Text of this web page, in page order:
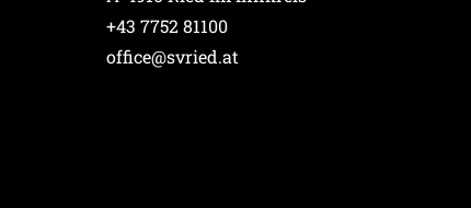
+43 7752 81100
office@svried.at